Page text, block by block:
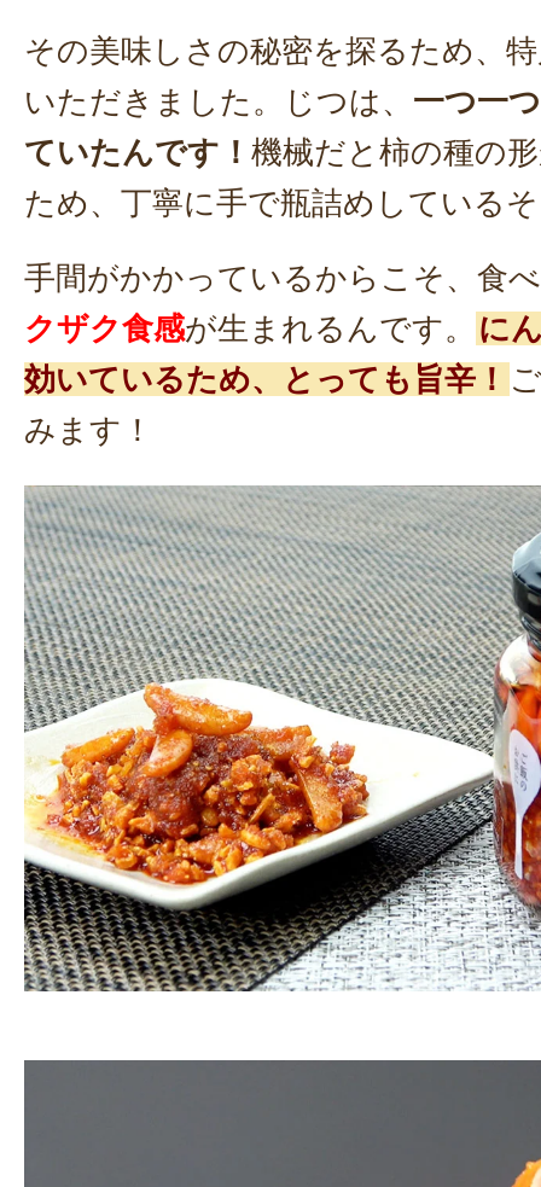
その美味しさの秘密を探るため、
いただきました。じつは、 一つ一
ていたんです！ 機械だと柿の種の
ため、丁寧に手で瓶詰めしている
手間がかかっているからこそ、食
クザク食感が生まれるんです。
に
効いているため、とっても旨辛！
みます！